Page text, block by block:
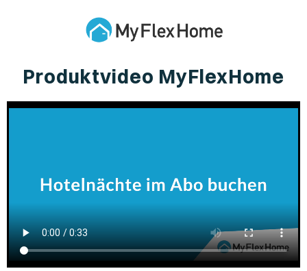
Produktvideo MyFlexHome